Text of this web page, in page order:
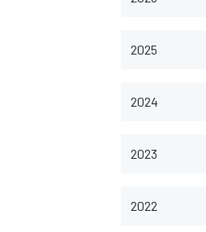
2025
2024
2023
2022